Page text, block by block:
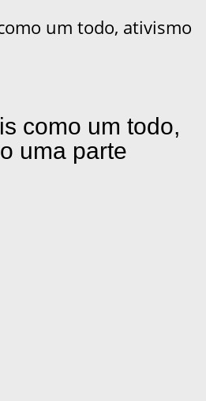
como um todo,
uma parte